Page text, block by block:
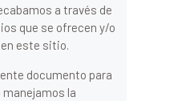
a través de
que se ofrecen y/o
este sitio.
documento para
la